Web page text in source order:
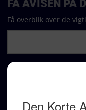
Karen Jespersen
FÅ AVISEN PÅ
Få overblik over de